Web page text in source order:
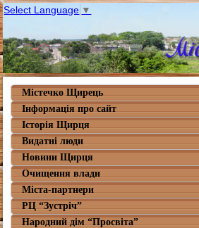
Select Language ▼
Містечко Щирець
Інформація про сайт
Історія Щирця
Видатні люди
Новини Щирця
Очищення влади
Міста-партнери
РЦ “Зустріч”
Народний дім “Просвіта”